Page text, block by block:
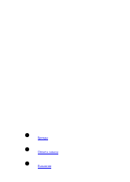
Бренды
Оплата заказа
Вакансии